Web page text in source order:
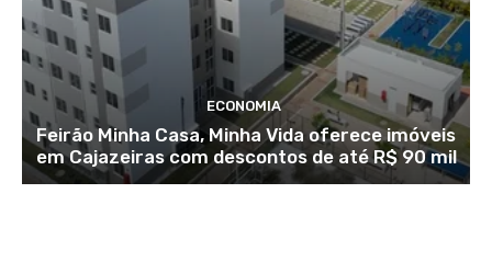
ECONOMIA
Feirão Minha Casa, Minha Vida oferece imóveis
em Cajazeiras com descontos de até R$ 90 mil